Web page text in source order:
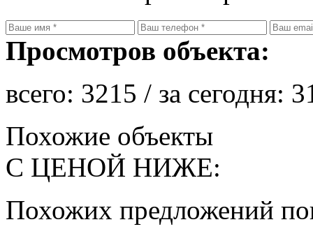
Просмотров объекта:
всего: 3215 / за сегодня:
Похожие объекты
С ЦЕНОЙ НИЖЕ:
Похожих предложений